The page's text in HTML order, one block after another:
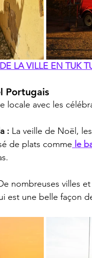
LA VILLE EN TUK
Portugais
locale avec les
: La veille de Noël,
de plats comme le
nombreuses villes
est une belle façon